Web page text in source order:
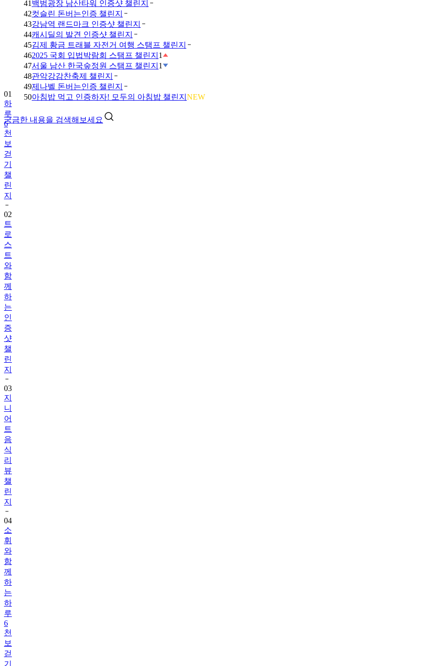
41 백범광장 남산타워 인증샷 챌린지
42컷슬린 돈버는인증 챌린지
43강남역 랜드마크 인증샷 챌린지
44캐시딜의 발견 인증샷 챌린지
45김제 황금 트래블 자전거 여행 스탬프 챌린지
462025 국회 입법박람회 스탬프 챌린지 1
47서울 남산 한국숲정원 스탬프 챌린지 1
48관악강감찬축제 챌린지
49제나벨 돈버는인증 챌린지
50아침밥 먹고 인증하자! 모두의 아침밥 챌린지 NEW
궁금한 내용을 검색해보세요
01
하
루
6
천
보
걷
기
챌
린
지
02
트
로
스
트
와
함
께
하
는
인
증
샷
챌
린
지
03
지
니
어
트
음
식
리
뷰
챌
린
지
04
소
휘
와
함
께
하
는
하
루
6
천
보
걷
기